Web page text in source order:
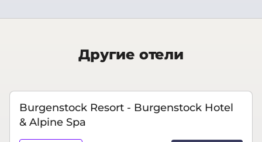
Другие отели
Burgenstock Resort - Burgenstock Hotel
& Alpine Spa